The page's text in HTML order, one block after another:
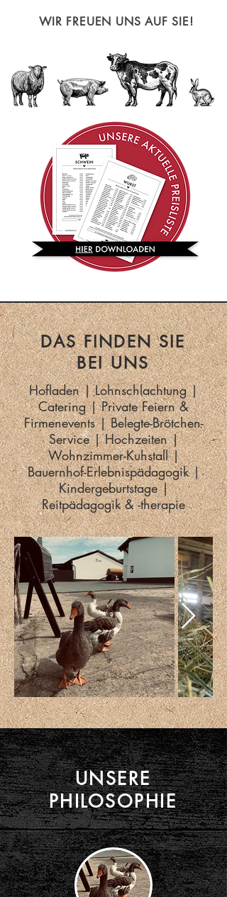
WIR FREUEN UNS AUF SIE!
DAS FINDEN SIE
BEI UNS
Hofladen | Lohnschlachtung |
Catering | Private Feiern &
Firmenevents | Belegte-Brötchen-
Service | Hochzeiten |
Wohnzimmer-Kuhstall |
Bauernhof-Erlebnispädagogik |
Kindergeburtstage |
Reitpädagogik & -therapie
UNSERE
PHILOSOPHIE